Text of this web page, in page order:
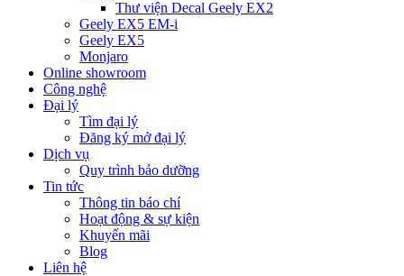
Thư viện Decal Geely EX2
Geely EX5 EM-i
Geely EX5
Monjaro
Online showroom
Công nghệ
Đại lý
Tìm đại lý
Đăng ký mở đại lý
Dịch vụ
Quy trình bảo dưỡng
Tin tức
Thông tin báo chí
Hoạt động & sự kiện
Khuyến mãi
Blog
Liên hệ